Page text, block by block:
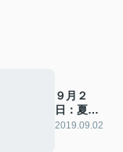
９月２
日：夏休
み終了
2019.09.02